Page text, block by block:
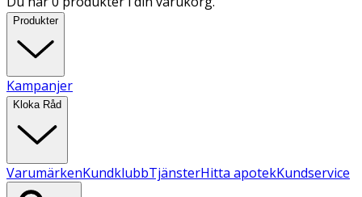
Produkter
Kampanjer
Kloka Råd
VarumärkenKundklubbTjänsterHitta apotekKundservice